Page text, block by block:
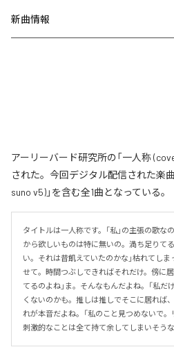
新曲情報
アーリーバード研究所の「一人称
された。今回デジタル配信された楽
suno v5)」を含む全1曲となっている。
タイトルは一人称です。「私」の主張の歌な
から欲しいものは特に無いの。満ち足りて
い。それは昔飢えていたのかな」枯れてしま
せて。時間つぶしできればそれだけ。傍に
てるのよね」ま。そんなもんだよね。「私
くないのかも。推しは推しでそこに居れば
れが本音だよね。「私のこと見つめないで
刺激的なことは全て持て余してしまいそうな